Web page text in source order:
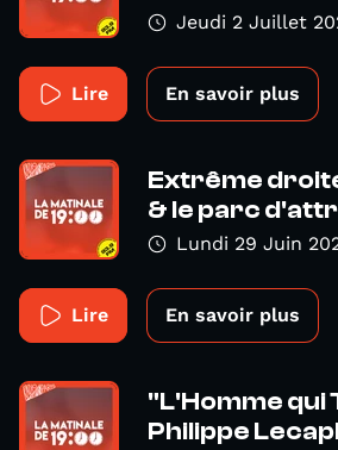
Jeudi 2 Juillet
Lire En savoir plus
Extrême
& le parc
Lundi 29 Juin
Lire En savoir plus
"L'Homme qui
Philippe